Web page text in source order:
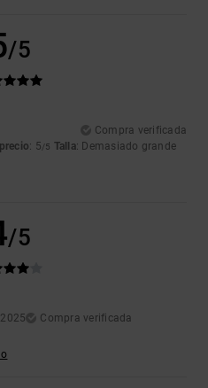
/5
Compra verificada
: 5/5 Talla: Demasiado grande
/5
Compra verificada